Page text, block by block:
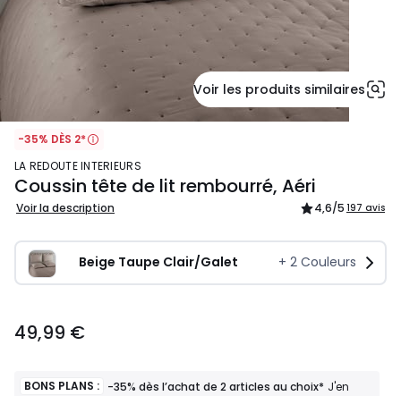
Voir les produits similaires
-35% DÈS 2*
LA REDOUTE INTERIEURS
Coussin tête de lit rembourré, Aéri
Voir la description 4,6/5 197 avis
Beige Taupe Clair/Galet + 2 Couleurs
€.
49,99 €
BONS PLANS : -35% dès l’achat de 2 articles au choix* J'en